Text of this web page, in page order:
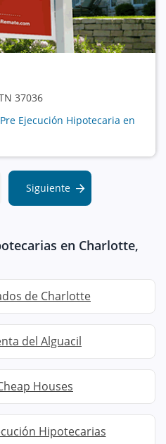
37036
Ejecución Hipotecaria en
Siguiente
en Charlotte,
de Charlotte
del Alguacil
Houses
Hipotecarias